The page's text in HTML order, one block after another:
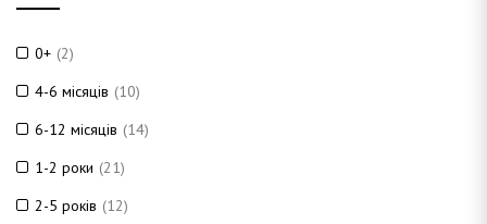
0+ (2)
4-6 місяців (10)
6-12 місяців (14)
1-2 роки (21)
2-5 років (12)